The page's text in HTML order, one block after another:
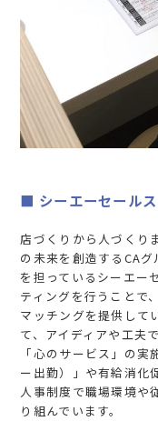
■ シーエーセール
店づくりから人づくり
の未来を創造するCA
を担っているシーエー
ティングを行うことで
マッチングを提供して
て、アイディアや工夫
「心のサービス」の
ー出勤）」や有給消化
人事制度で職場環境や
り組んでいます。